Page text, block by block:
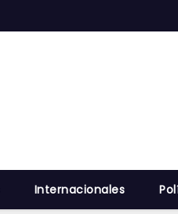
Internacionales